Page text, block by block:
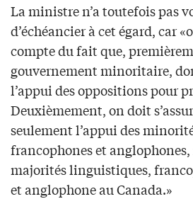
La ministre n’a toutefois pas
d’échéancier à cet égard, car
compte du fait que,
gouvernement minoritaire,
l’appui des oppositions pour
Deuxièmement, on doit
seulement l’appui des
francophones et anglophones,
majorités linguistiques,
et anglophone au Canada.»